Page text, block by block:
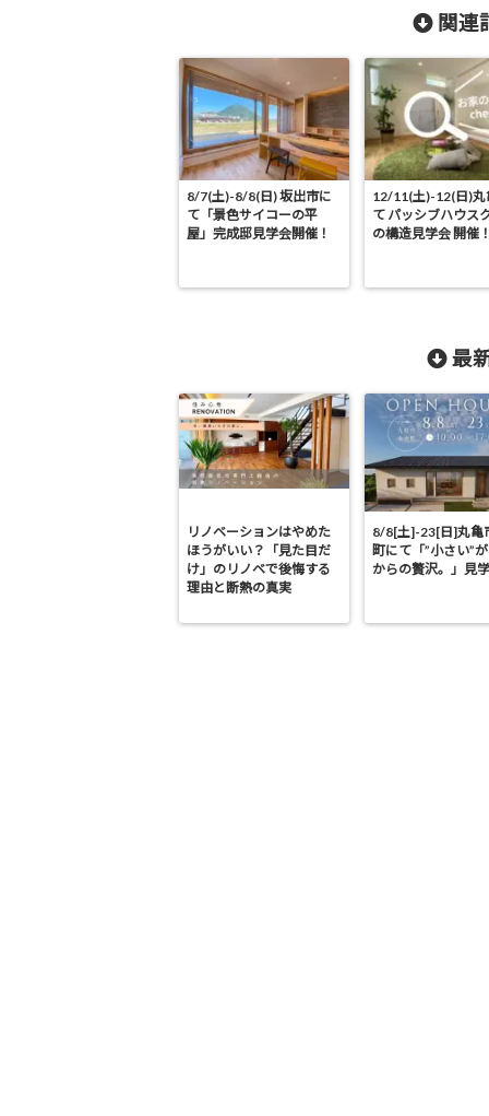
関連
8/7(土)-8/8(日) 坂出市に
て「景色サイコーの平
屋」完成邸見学会開催！
12/11(土)-12(日)丸
て パッシブハウス
の構造見学会 開催
最
リノベーションはやめた
ほうがいい？「見た目だ
け」のリノベで後悔する
理由と断熱の真実
8/8[土]-23[日]丸亀
町にて「”小さい”
からの贅沢。」見